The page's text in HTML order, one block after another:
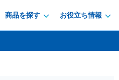
商品を探す お役立ち情報